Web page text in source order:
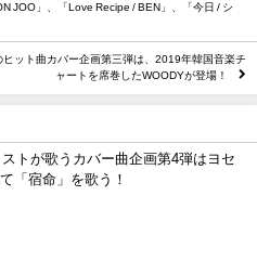
JOO」、「Love Recipe / BEN」、「今日 / シ
ット曲カバー企画第三弾は、2019年韓国音楽チ
ャートを席巻したWOODYが登場！
トが歌うカバー曲企画第4弾はヨセ
「宿命」を歌う！